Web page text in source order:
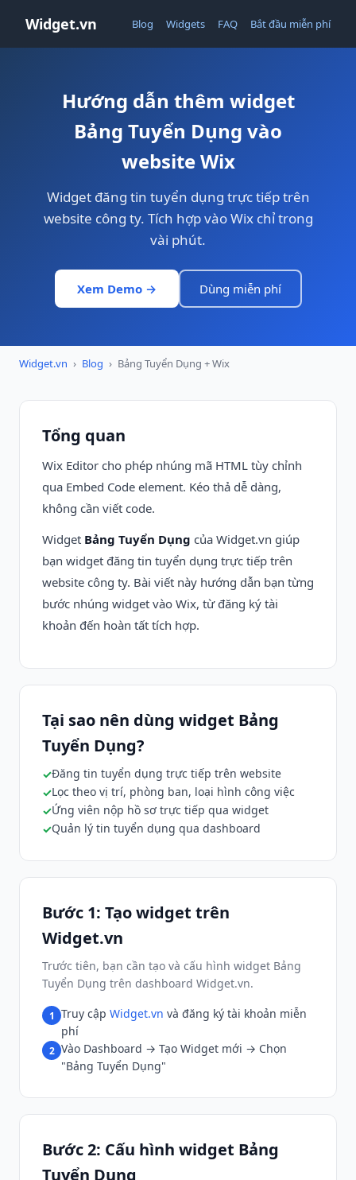
Widget.vn Blog Widgets FAQ Bắt đầu miễn phí
Hướng dẫn thêm widget
Bảng Tuyển Dụng vào
website Wix
Widget đăng tin tuyển dụng trực tiếp trên
website công ty. Tích hợp vào Wix chỉ trong
vài phút.
Xem Demo → Dùng miễn phí
Widget.vn › Blog › Bảng Tuyển Dụng + Wix
Tổng quan
Wix Editor cho phép nhúng mã HTML tùy chỉnh
qua Embed Code element. Kéo thả dễ dàng,
không cần viết code.
Widget Bảng Tuyển Dụng của Widget.vn giúp
bạn widget đăng tin tuyển dụng trực tiếp trên
website công ty. Bài viết này hướng dẫn bạn từng
bước nhúng widget vào Wix, từ đăng ký tài
khoản đến hoàn tất tích hợp.
Tại sao nên dùng widget Bảng
Tuyển Dụng?
Đăng tin tuyển dụng trực tiếp trên website
Lọc theo vị trí, phòng ban, loại hình công việc
Ứng viên nộp hồ sơ trực tiếp qua widget
Quản lý tin tuyển dụng qua dashboard
Bước 1: Tạo widget trên
Widget.vn
Trước tiên, bạn cần tạo và cấu hình widget Bảng
Tuyển Dụng trên dashboard Widget.vn.
1 Truy cập Widget.vn và đăng ký tài khoản miễn
phí
2 Vào Dashboard → Tạo Widget mới → Chọn
"Bảng Tuyển Dụng"
Bước 2: Cấu hình widget Bảng
Tuyển Dụng